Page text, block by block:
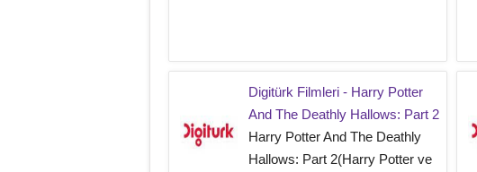
Digitürk Filmleri - Harry Potter
And The Deathly Hallows: Part 2
Harry Potter And The Deathly
Hallows: Part 2(Harry Potter ve